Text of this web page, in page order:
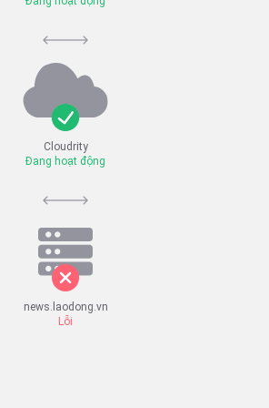
Cloudrity
Đang hoạt động
news.laodong.vn
Lỗi